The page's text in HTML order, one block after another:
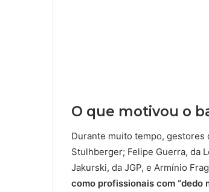
O que motivou o
Durante muito tempo,
Stulhberger; Felipe Guerra, da
Jakurski, da JGP, e Armínio
como profissionais com “dedo